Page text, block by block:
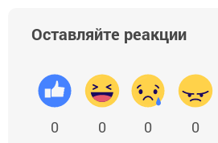
Оставляйте реакции
0 0 0 0